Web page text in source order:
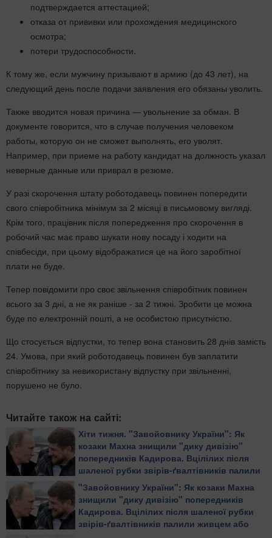
подтверждается аттестацией;
отказа от прививки или прохождения медицинского
осмотра;
потери трудоспособности.
К тому же, если мужчину призывают в армию (до 43 лет), на
следующий день после подачи заявления его обязаны уволить.
Также вводится новая причина — увольнение за обман. В
документе говорится, что в случае получения человеком
работы, которую он не сможет выполнять, его уволят.
Например, при приеме на работу кандидат на должность указал
неверные данные или приврал в резюме.
У разі скорочення штату роботодавець повинен попередити
свого співробітника мінімум за 2 місяці в письмовому вигляді.
Крім того, працівник після попередження про скорочення в
робочий час має право шукати нову посаду і ходити на
співбесіди, при цьому відображатися це на його заробітної
плати не буде.
Тепер повідомити про своє звільнення співробітник повинен
всього за 3 дні, а не як раніше - за 2 тижні. Зробити це можна
буде по електронній пошті, а не особистою присутністю.
Що стосується відпустки, то тепер вона становить 28 днів замість
24. Умова, при який роботодавець повинен був заплатити
співробітнику за невикористану відпустку при звільненні,
порушено не було.
Читайте також на сайті:
Хіти тижня. "Завойовнику України": Як
козаки Махна знищили "дику дивізію"
попередників Кадирова. Вцілілих після
шаленої рубки звірів-ґвалтівників палили
живцем або повільно рубали на дрібні
шматки
"Завойовнику України": Як козаки Махна
знищили "дику дивізію" попередників
Кадирова. Вцілілих після шаленої рубки
звірів-ґвалтівників палили живцем або